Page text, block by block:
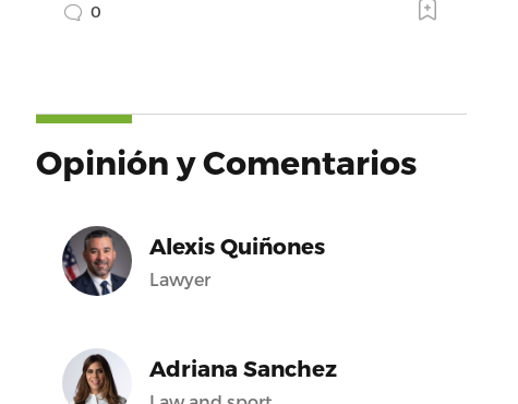
0
Opinión y Comentarios
Alexis Quiñones
Lawyer
Adriana Sanchez